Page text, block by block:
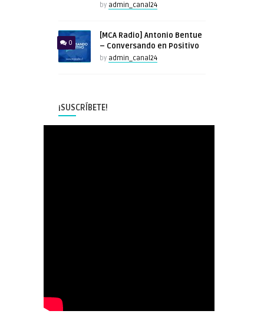
by admin_canal24
0
[MCA Radio] Antonio Bentue
– Conversando en Positivo
by admin_canal24
¡SUSCRÍBETE!